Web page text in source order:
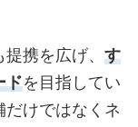
携を広げ、 す
ドを目指してい
だけではなくネ